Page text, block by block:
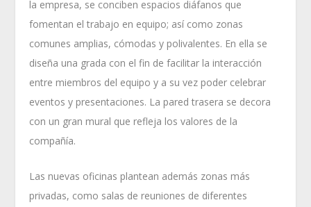
la empresa, se conciben espacios diáfanos que
fomentan el trabajo en equipo; así como zonas
comunes amplias, cómodas y polivalentes. En ella se
diseña una grada con el fin de facilitar la interacción
entre miembros del equipo y a su vez poder celebrar
eventos y presentaciones. La pared trasera se decora
con un gran mural que refleja los valores de la
compañía.
Las nuevas oficinas plantean además zonas más
privadas, como salas de reuniones de diferentes